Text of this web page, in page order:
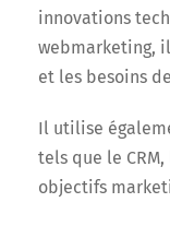
innovations
webmarketing,
et les besoins
Il utilise
tels que le CRM,
objectifs